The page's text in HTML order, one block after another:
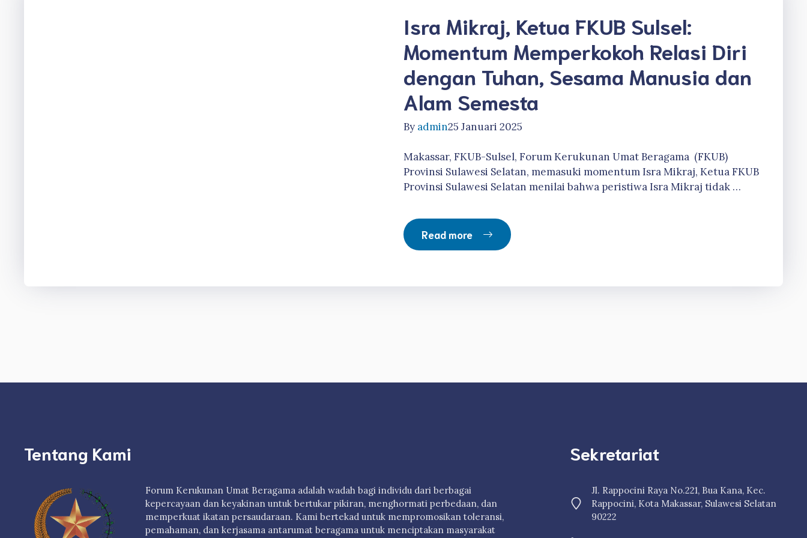
Isra Mikraj, Ketua FKUB Sulsel:
Momentum Memperkokoh Relasi Diri
dengan Tuhan, Sesama Manusia dan
Alam Semesta
By admin25 Januari 2025
Makassar, FKUB-Sulsel, Forum Kerukunan Umat Beragama (FKUB)
Provinsi Sulawesi Selatan, memasuki momentum Isra Mikraj, Ketua FKUB
Provinsi Sulawesi Selatan menilai bahwa peristiwa Isra Mikraj tidak …
Read more
Tentang Kami
Forum Kerukunan Umat Beragama adalah wadah bagi individu dari berbagai
kepercayaan dan keyakinan untuk bertukar pikiran, menghormati perbedaan, dan
memperkuat ikatan persaudaraan. Kami bertekad untuk mempromosikan toleransi,
pemahaman, dan kerjasama antarumat beragama untuk menciptakan masyarakat
Sekretariat
Jl. Rappocini Raya No.221, Bua Kana, Kec.
Rappocini, Kota Makassar, Sulawesi Selatan
90222